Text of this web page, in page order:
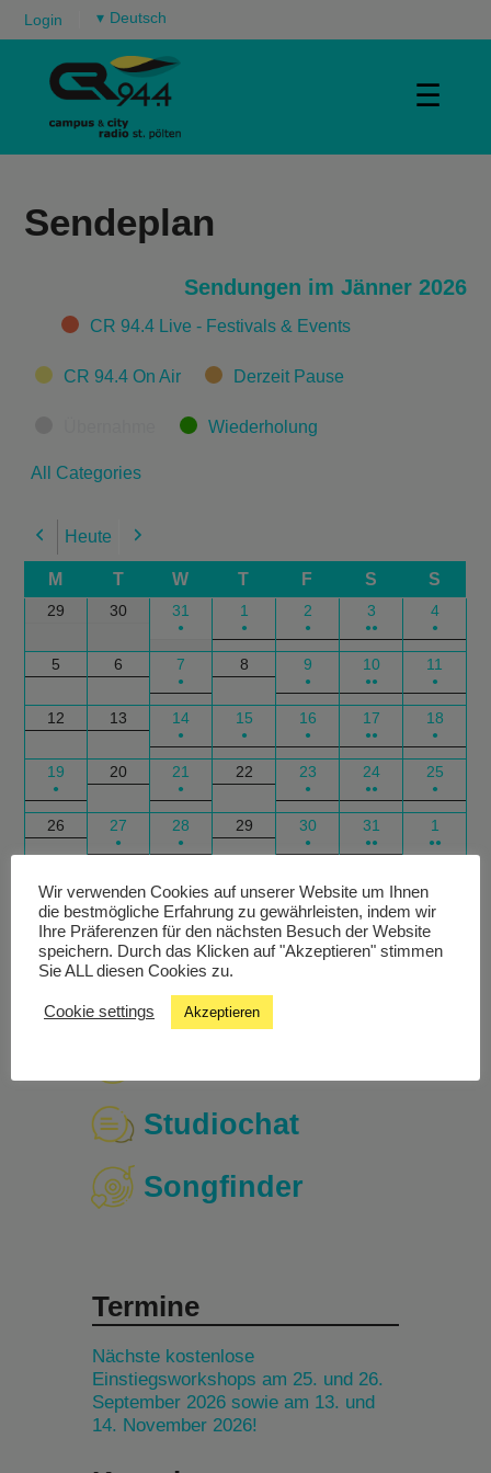
Login ▾
☰
Sendeplan
Sendungen im Jänner 2026
CategoriesCR 94.4 Live - Festivals & Events
CR 94.4 On Air Derzeit Pause
Wiederholung
All Categories
Previous
Heute Next
M T W T F S S
29 30 31
●
1
●
2
●
3
●●
4
●
5 6 7
●
8 9
●
10
●●
11
●
12 13 14
●
15
●
16
●
17
●●
18
●
19
●
20 21
●
22 23
●
24
●●
25
●
26 27
●
28
●
29 30
●
31
●●
1
●●
Subscribe
in
Google
Subscribe
in
Outlook
Export
for
Google
Export
for
Outlook
Studiochat
Songfinder
Termine
Nächste kostenlose
Einstiegsworkshops am 25. und 26.
September 2026 sowie am 13. und
14. November 2026!
Wir verwenden Cookies auf unserer Website um Ihnen
die bestmögliche Erfahrung zu gewährleisten, indem wir
Ihre Präferenzen für den nächsten Besuch der Website
speichern. Durch das Klicken auf "Akzeptieren" stimmen
Sie ALL diesen Cookies zu.
Cookie settings Akzeptieren